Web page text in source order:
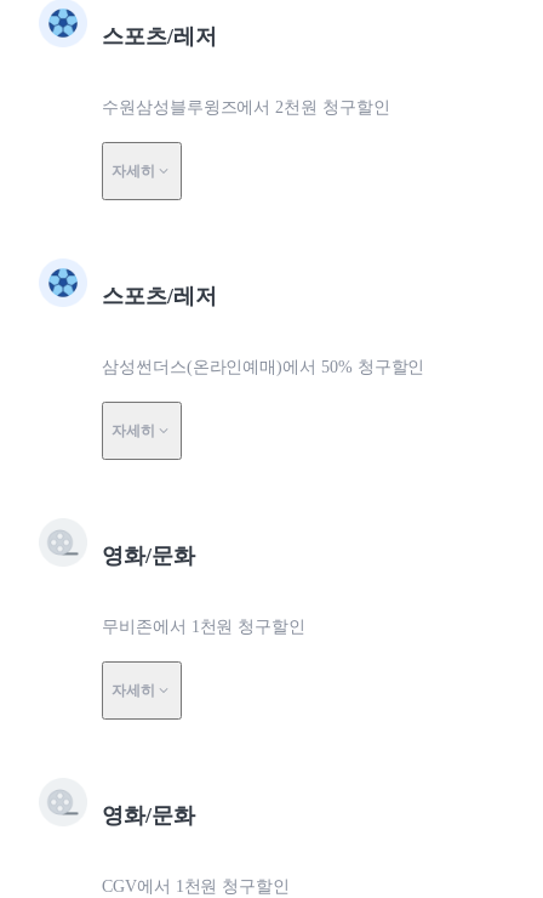
스포츠/레저
수원삼성블루윙즈에서 2천원 청구할인
자세히
스포츠/레저
삼성썬더스(온라인예매)에서 50% 청구할인
자세히
영화/문화
무비존에서 1천원 청구할인
자세히
영화/문화
CGV에서 1천원 청구할인